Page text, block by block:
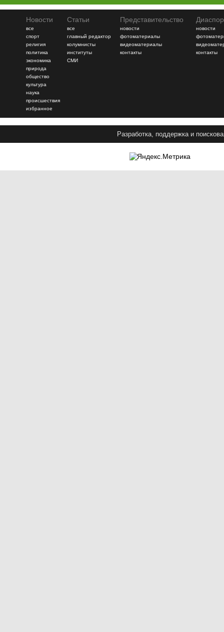
Новости
все
спорт
религия
политика
экономика
природа
общество
культура
наука
происшествия
избранное
Статьи
все
главный редактор
колумнисты
институты
СМИ
Представительство
новости
фотоматериалы
видеоматериалы
контакты
новости
контакты
Разработка, поддержка и